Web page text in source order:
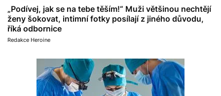
„Podívej, jak se na tebe těším!“ Muži většinou nechtějí
ženy šokovat, intimní fotky posílají z jiného důvodu,
říká odbornice
Redakce Heroine